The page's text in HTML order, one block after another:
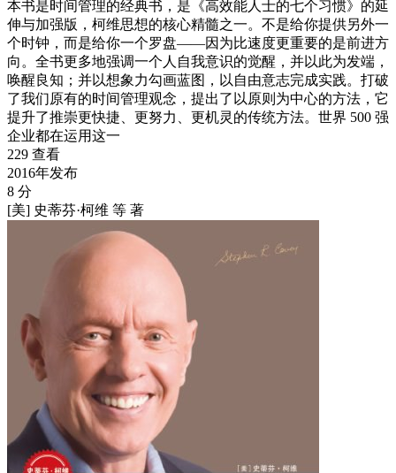
本书是时间管理的经典书，是《高效能人士的七个习惯》的延
伸与加强版，柯维思想的核心精髓之一。不是给你提供另外一
个时钟，而是给你一个罗盘——因为比速度更重要的是前进方
向。全书更多地强调一个人自我意识的觉醒，并以此为发端，
唤醒良知；并以想象力勾画蓝图，以自由意志完成实践。打破
了我们原有的时间管理观念，提出了以原则为中心的方法，它
提升了推崇更快捷、更努力、更机灵的传统方法。世界 500 强
企业都在运用这一
229 查看
2016年发布
8 分
[美] 史蒂芬·柯维 等 著